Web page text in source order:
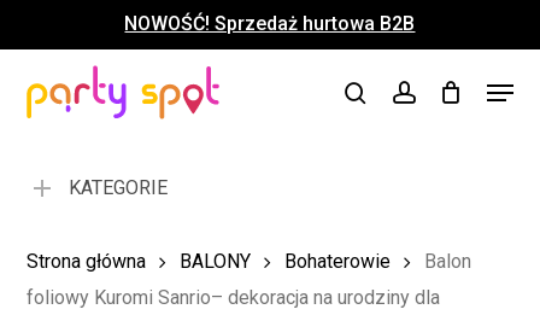
to
content
NOWOŚĆ! Sprzedaż hurtowa B2B
searchaccount
Menu
Koszyk Close
KATEGORIE
Strona główna BALONY Bohaterowie
Balon
foliowy Kuromi Sanrio– dekoracja na urodziny dla
Menu